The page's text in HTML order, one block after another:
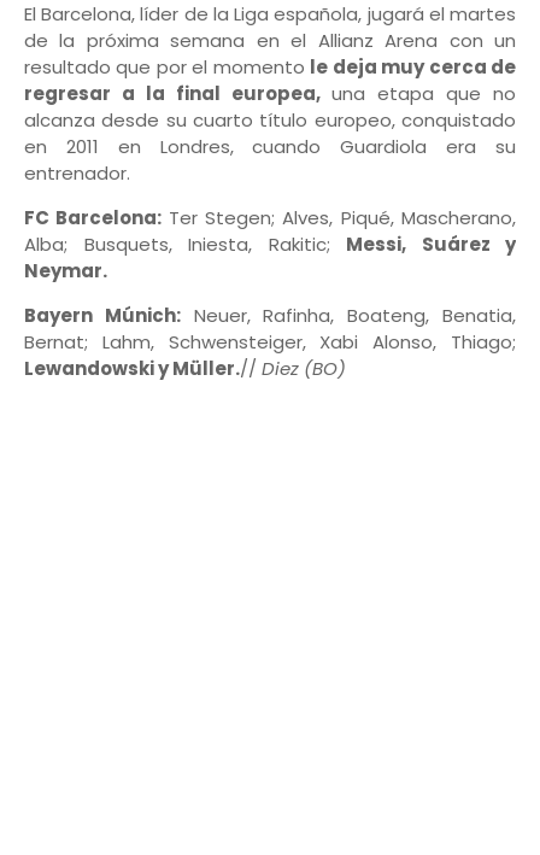
El Barcelona, líder de la Liga española, jugará el martes
de la próxima semana en el Allianz Arena con un
resultado que por el momento le deja muy cerca de
regresar a la final europea,una etapa que no
alcanza desde su cuarto título europeo, conquistado
en 2011 en Londres, cuando Guardiola era su
entrenador.
FC Barcelona: Ter Stegen; Alves, Piqué, Mascherano,
Alba; Busquets, Iniesta, Rakitic; Messi, Suárez y
Neymar.
Bayern Múnich:Neuer, Rafinha, Boateng, Benatia,
Bernat; Lahm, Schwensteiger, Xabi Alonso, Thiago;
Lewandowski y Müller.// Diez (BO)